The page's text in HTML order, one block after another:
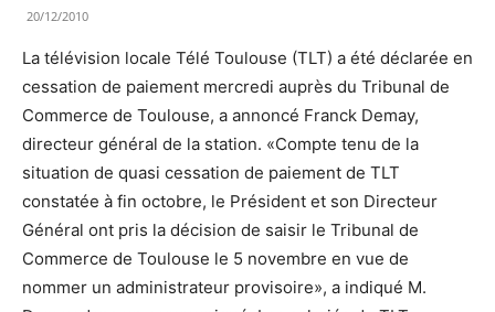
20/12/2010
La télévision locale Télé Toulouse (TLT) a été déclarée en
cessation de paiement mercredi auprès du Tribunal de
Commerce de Toulouse, a annoncé Franck Demay,
directeur général de la station. «Compte tenu de la
situation de quasi cessation de paiement de TLT
constatée à fin octobre, le Président et son Directeur
Général ont pris la décision de saisir le Tribunal de
Commerce de Toulouse le 5 novembre en vue de
nommer un administrateur provisoire», a indiqué M.